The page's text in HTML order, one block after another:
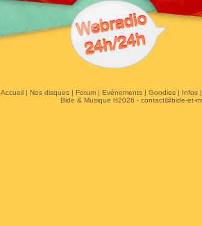
Accueil| Nos disques| Forum| Evénements| Goodies| Infos
Bide & Musique ©2026 - contact@bide-et-